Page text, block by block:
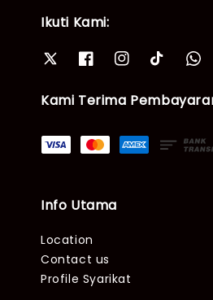
Ikuti Kami:
Kami Terima
Info Utama
Location
Contact us
Profile Syarikat